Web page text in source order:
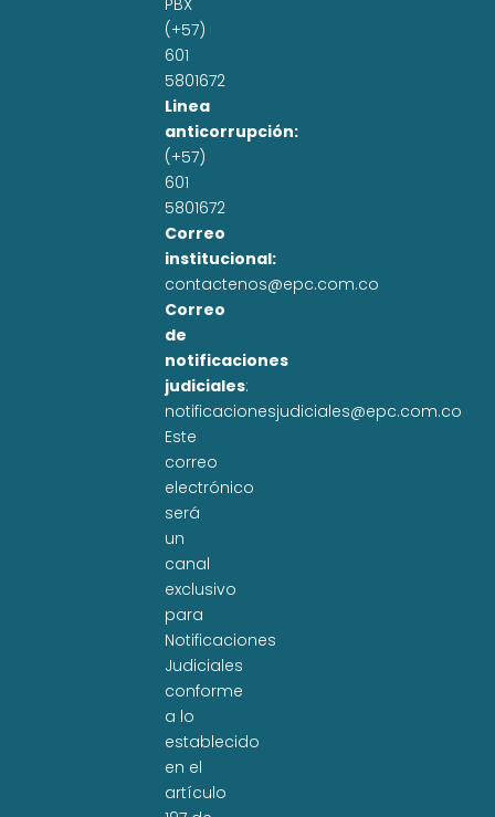
PBX
(+57)
601
5801672
Linea
anticorrupción:
(+57)
601
5801672
Correo
institucional:
contactenos@epc.com.co
Correo
de
notificaciones
judiciales:
notificacionesjudiciales@epc.com.co
Este
correo
electrónico
será
un
canal
exclusivo
para
Notificaciones
Judiciales
conforme
a lo
establecido
en el
artículo